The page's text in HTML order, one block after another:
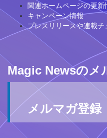
関連ホームページの更新
キャンペーン情報
プレスリリースや連載
Magic Newsのメ
メルマガ登録